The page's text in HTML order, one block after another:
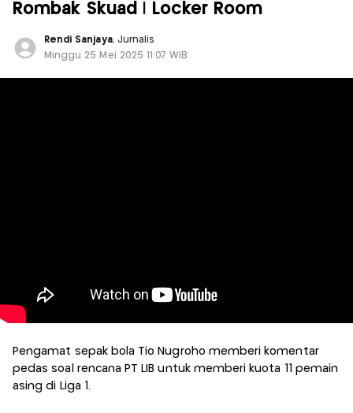
Rombak Skuad | Locker Room
Rendi Sanjaya, Jurnalis
Minggu 25 Mei 2025 11:07 WIB
Pengamat sepak bola Tio Nugroho memberi komentar
pedas soal rencana PT LIB untuk memberi kuota 11 pemain
asing di Liga 1.